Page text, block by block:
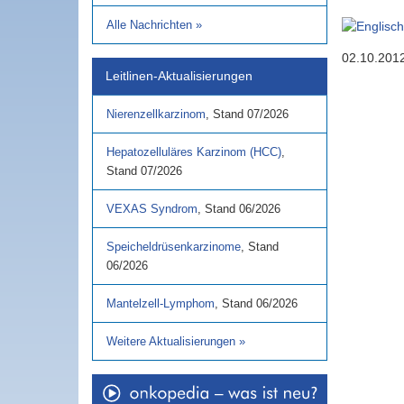
Alle Nachrichten »
Leitlinen-Aktualisierungen
Nierenzellkarzinom, Stand 07/2026
Hepatozelluläres Karzinom (HCC),
Stand 07/2026
VEXAS Syndrom, Stand 06/2026
Speicheldrüsenkarzinome, Stand
06/2026
Mantelzell-Lymphom, Stand 06/2026
Weitere Aktualisierungen »